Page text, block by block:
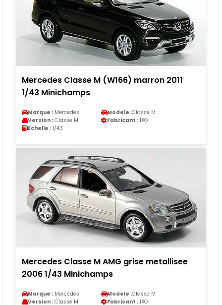
Mercedes Classe M (W166) marron 2011
1/43 Minichamps
Marque : Mercedes Modele :Classe M
Version : Classe M Fabricant : IXO
Echelle : 1/43
Mercedes Classe M AMG grise metallisee
2006 1/43 Minichamps
Marque : Mercedes Modele :Classe M
Version : Classe M Fabricant : IXO